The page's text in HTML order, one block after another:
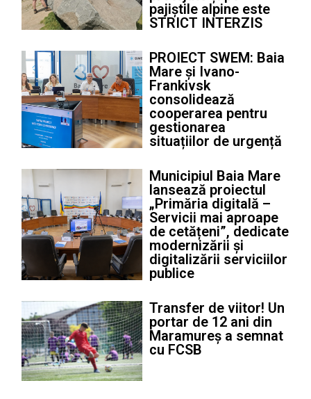
pajiștile alpine este
STRICT INTERZIS
PROIECT SWEM: Baia
Mare și Ivano-
Frankivsk
consolidează
cooperarea pentru
gestionarea
situațiilor de urgență
Municipiul Baia Mare
lansează proiectul
„Primăria digitală –
Servicii mai aproape
de cetățeni”, dedicate
modernizării și
digitalizării serviciilor
publice
Transfer de viitor! Un
portar de 12 ani din
Maramureș a semnat
cu FCSB